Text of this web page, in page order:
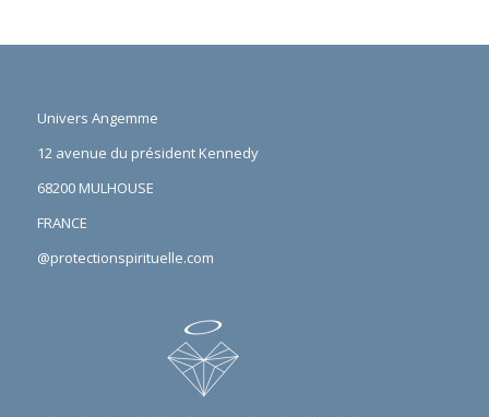
Univers Angemme
12 avenue du président Kennedy
68200 MULHOUSE
FRANCE
@protectionspirituelle.com